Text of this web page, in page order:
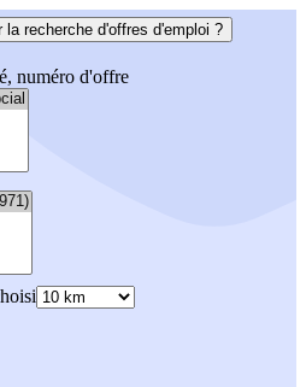
la recherche d'offres d'emploi ?
numéro d'offre